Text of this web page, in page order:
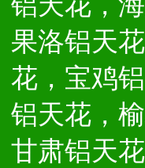
果洛铝天
花，宝鸡
铝天花，
甘肃铝天